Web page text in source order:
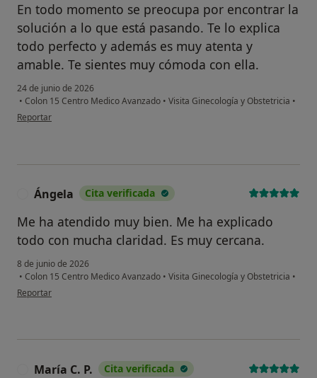
En todo momento se preocupa por encontrar la
solución a lo que está pasando. Te lo explica
todo perfecto y además es muy atenta y
amable. Te sientes muy cómoda con ella.
24 de junio de 2026
• Colon 15 Centro Medico Avanzado • Visita Ginecología y Obstetricia •
en opinión del usuario MR
Reportar
Ángela Cita verificada
Me ha atendido muy bien. Me ha explicado
todo con mucha claridad. Es muy cercana.
8 de junio de 2026
• Colon 15 Centro Medico Avanzado • Visita Ginecología y Obstetricia •
en opinión del usuario Ángela
Reportar
María C. P. Cita verificada